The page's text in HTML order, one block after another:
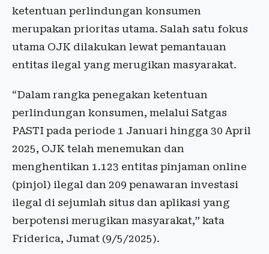
ketentuan perlindungan konsumen
merupakan prioritas utama. Salah satu fokus
utama OJK dilakukan lewat pemantauan
entitas ilegal yang merugikan masyarakat.
“Dalam rangka penegakan ketentuan
perlindungan konsumen, melalui Satgas
PASTI pada periode 1 Januari hingga 30 April
2025, OJK telah menemukan dan
menghentikan 1.123 entitas pinjaman online
(pinjol) ilegal dan 209 penawaran investasi
ilegal di sejumlah situs dan aplikasi yang
berpotensi merugikan masyarakat,” kata
Friderica, Jumat (9/5/2025).